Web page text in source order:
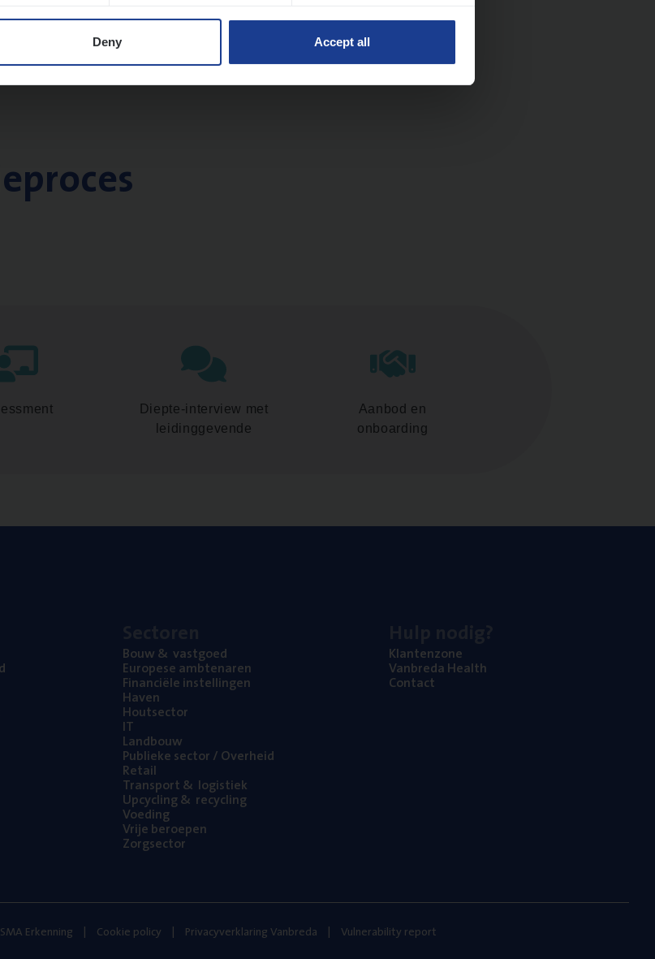
Deny Accept all
Diepte-interview met
leidinggevende
Aanbod en
onboarding
Bouw& vastgoed
Euro­pe­se ambtenaren
Finan­ci­ë­le instellingen
Haven
Hout­sec­tor
IT
Land­bouw
Publie­ke sec­tor / Overheid
Retail
Trans­port& logistiek
Upcy­cling& recycling
Voe­ding
Vrije beroe­pen
Zorg­sec­tor
Klan­ten­zo­ne
Van­b­re­da Health
Con­tact
Erkenning Cookie policy Privacyverklaring Vanbreda Vulnerability report